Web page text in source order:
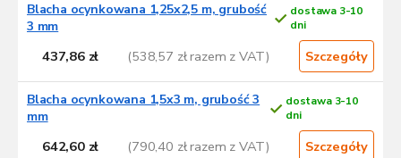
Blacha ocynkowana 1,25x2,5 m, grubość
3 mm
dostawa 3-10
dni
437,86 zł (538,57 zł razem z VAT) Szczegóły
Blacha ocynkowana 1,5x3 m, grubość 3
mm
dostawa 3-10
dni
642,60 zł (790,40 zł razem z VAT) Szczegóły